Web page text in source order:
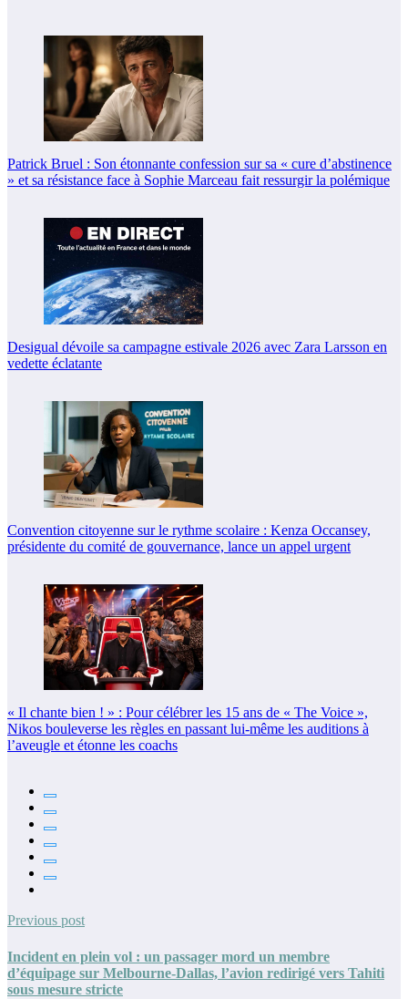
Patrick Bruel : Son étonnante confession sur sa « cure d’abstinence
» et sa résistance face à Sophie Marceau fait ressurgir la polémique
Desigual dévoile sa campagne estivale 2026 avec Zara Larsson en
vedette éclatante
Convention citoyenne sur le rythme scolaire : Kenza Occansey,
présidente du comité de gouvernance, lance un appel urgent
« Il chante bien ! » : Pour célébrer les 15 ans de « The Voice »,
Nikos bouleverse les règles en passant lui-même les auditions à
l’aveugle et étonne les coachs
Previous post
Incident en plein vol : un passager mord un membre
d’équipage sur Melbourne-Dallas, l’avion redirigé vers Tahiti
sous mesure stricte